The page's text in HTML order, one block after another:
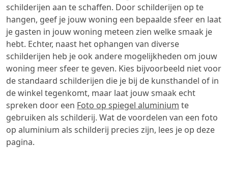
schilderijen aan te schaffen. Door schilderijen op te
hangen, geef je jouw woning een bepaalde sfeer en laat
je gasten in jouw woning meteen zien welke smaak je
hebt. Echter, naast het ophangen van diverse
schilderijen heb je ook andere mogelijkheden om jouw
woning meer sfeer te geven. Kies bijvoorbeeld niet voor
de standaard schilderijen die je bij de kunsthandel of in
de winkel tegenkomt, maar laat jouw smaak echt
spreken door een Foto op spiegel aluminium te
gebruiken als schilderij. Wat de voordelen van een foto
op aluminium als schilderij precies zijn, lees je op deze
pagina.